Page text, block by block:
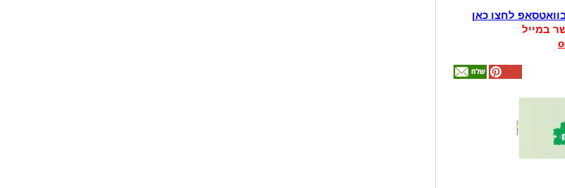
לחצו כאן
במייל